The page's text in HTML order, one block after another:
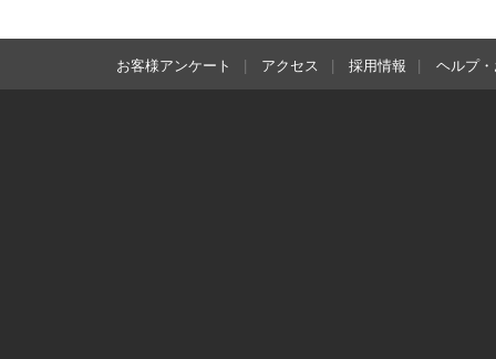
お客様アンケート アクセス 採用情報 ヘルプ